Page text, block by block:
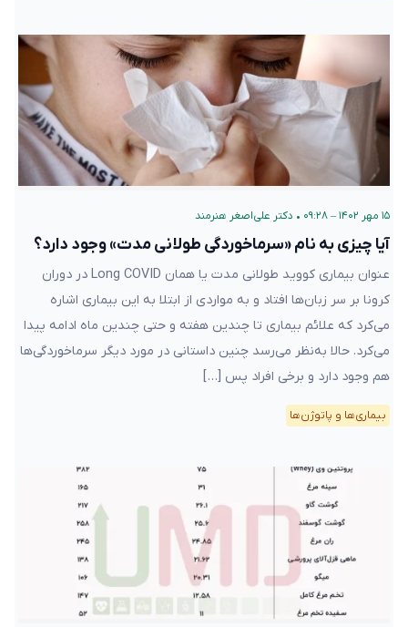
۱۵ مهر ۱۴۰۲ – ۰۹:۲۸ • دکتر علی‌اصغر هنرمند
آیا چیزی به نام «سرماخوردگی طولانی مدت» وجود دارد؟
عنوان بیماری کووید طولانی مدت یا همان Long COVID در دوران
کرونا بر سر زبان‌ها افتاد و به مواردی از ابتلا به این بیماری اشاره
می‌کرد که علائم بیماری تا چندین هفته و حتی چندین ماه ادامه پیدا
می‌کرد. حالا به‌نظر می‌رسد چنین داستانی در مورد دیگر سرماخوردگی‌ها
هم وجود دارد و برخی افراد پس […]
بیماری‌ها و پاتوژن‌ها